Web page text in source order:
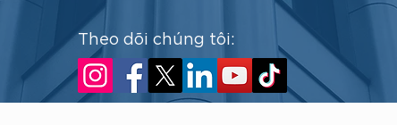
Theo dõi chúng tôi: